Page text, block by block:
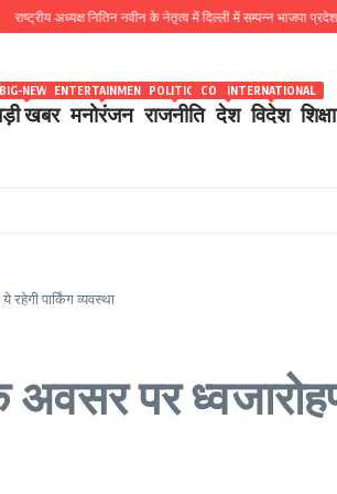
अध्यक्ष नितिन नवीन के नेतृत्व में दिल्ली में सम्पन्न भाजपा प्रदेश
खबर
BIG-NEWS
मनोरंजन
ENTERTAINMENT
राजनीति
POLITICS
देश
COUNTRY
विदेश
INTERNATIONAL
शिक्षा
पार्किंग व्यवस्था
अवसर पर